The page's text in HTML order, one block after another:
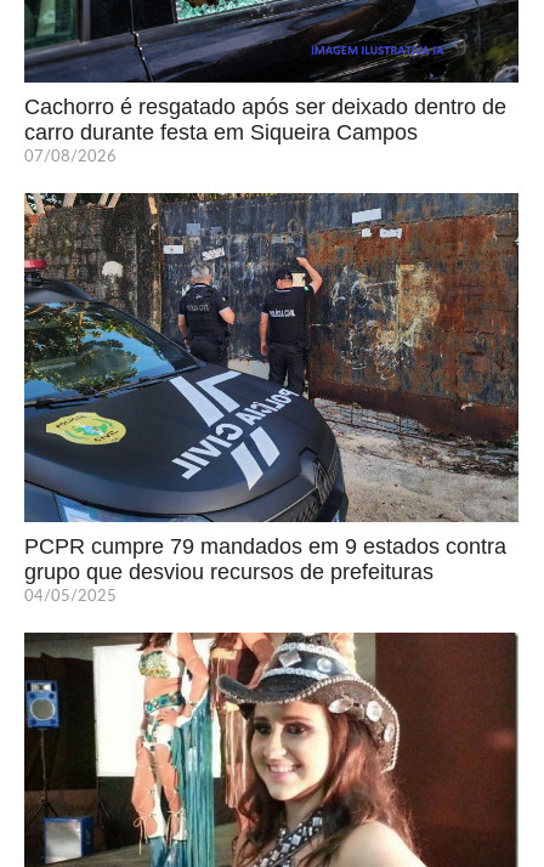
Cachorro é resgatado após ser deixado dentro de
carro durante festa em Siqueira Campos
07/08/2026
PCPR cumpre 79 mandados em 9 estados contra
grupo que desviou recursos de prefeituras
04/05/2025